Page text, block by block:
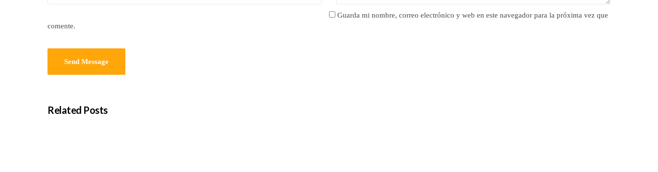
Guarda mi nombre, correo electrónico y web en este navegador para la próxima vez que
comente.
Related Posts